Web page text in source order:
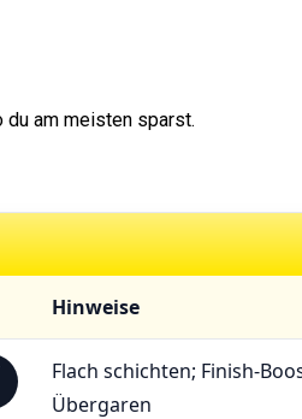
du am meisten sparst.
Hinweise
Flach schichten; Finish-
Übergaren